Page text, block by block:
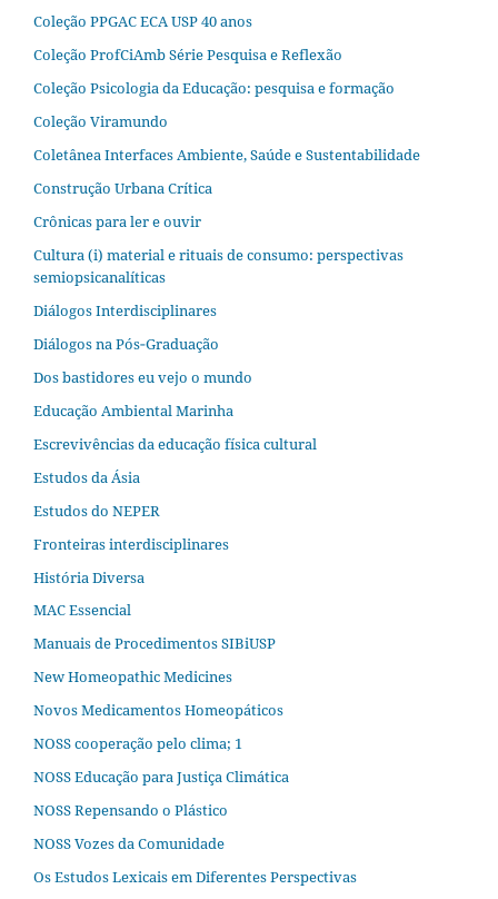
Coleção PPGAC ECA USP 40 anos
Coleção ProfCiAmb Série Pesquisa e Reflexão
Coleção Psicologia da Educação: pesquisa e formação
Coleção Viramundo
Coletânea Interfaces Ambiente, Saúde e Sustentabilidade
Construção Urbana Crítica
Crônicas para ler e ouvir
Cultura (i) material e rituais de consumo: perspectivas
semiopsicanalíticas
Diálogos Interdisciplinares
Diálogos na Pós‐Graduação
Dos bastidores eu vejo o mundo
Educação Ambiental Marinha
Escrevivências da educação física cultural
Estudos da Ásia​
Estudos do NEPER
Fronteiras interdisciplinares
História Diversa
MAC Essencial
Manuais de Procedimentos SIBiUSP
New Homeopathic Medicines
Novos Medicamentos Homeopáticos
NOSS cooperação pelo clima; 1
NOSS Educação para Justiça Climática
NOSS Repensando o Plástico
NOSS Vozes da Comunidade
Os Estudos Lexicais em Diferentes Perspectivas